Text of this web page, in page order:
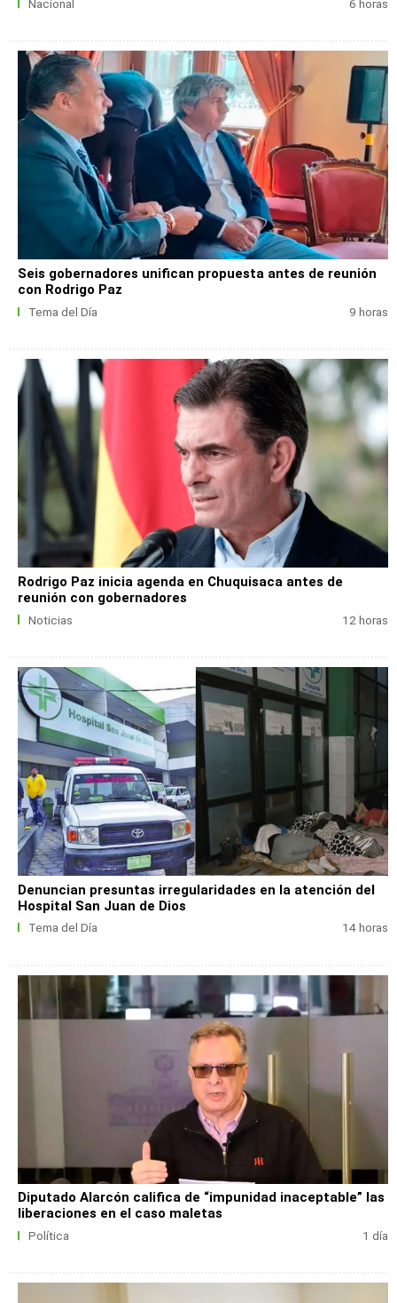
Nacional 6 horas
Seis gobernadores unifican propuesta antes de reunión
con Rodrigo Paz
Tema del Día 9 horas
Rodrigo Paz inicia agenda en Chuquisaca antes de
reunión con gobernadores
Noticias 12 horas
Denuncian presuntas irregularidades en la atención del
Hospital San Juan de Dios
Tema del Día 14 horas
Diputado Alarcón califica de “impunidad inaceptable” las
liberaciones en el caso maletas
Política 1 día